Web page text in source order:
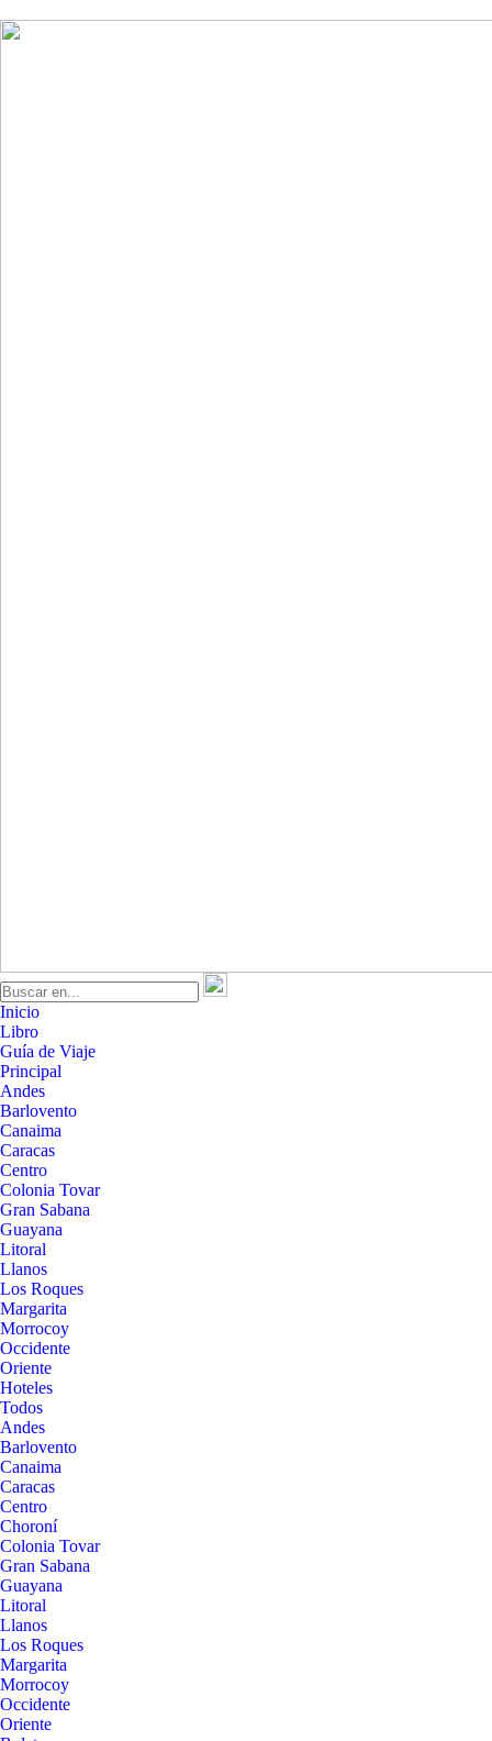
Inicio
Libro
Guía de Viaje
Principal
Andes
Barlovento
Canaima
Caracas
Centro
Colonia Tovar
Gran Sabana
Guayana
Litoral
Llanos
Los Roques
Margarita
Morrocoy
Occidente
Oriente
Hoteles
Todos
Andes
Barlovento
Canaima
Caracas
Centro
Choroní
Colonia Tovar
Gran Sabana
Guayana
Litoral
Llanos
Los Roques
Margarita
Morrocoy
Occidente
Oriente